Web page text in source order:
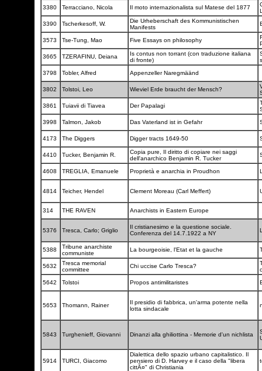
3380 Terracciano, Nicola Il moto internazionalista sul Matese del 1877
3390
Tscherkesoff, W.
Die Urheberschaft des Kommunistischen
Manifests
3573 Tse-Tung, Mao Five Essays on philosophy
3665
TZERAFINU, Deiana
Is contus non torrant (con traduzione italiana
di fronte)
3798
Tobler, Alfred Appenzeller Naregmäänd
3802 Tolstoi, Leo Wieviel Erde braucht der Mensch?
3861
Tuiavii di Tiavea Der Papalagi
3998
Talmon, Jakob Das Vaterland ist in Gefahr
4173 The Diggers Digger tracts 1649-50
4410 Tucker, Benjamin R.
Copia pure, Il diritto di copiare nei saggi
dell'anarchico Benjamin R. Tucker
4608 TREGLIA, Emanuele Proprietà e anarchia in Proudhon
4814 Teicher, Hendel Clement Moreau (Carl Meffert)
314 THE RAVEN Anarchists in Eastern Europe
5376 Tresca, Carlo; Griglio
Il cristianesimo e la questione sociale.
Conferenza del 14.7.1922 a NY
5388
Tribune anarchiste
communiste
La bourgeoisie, l'Etat et la gauche
5632
Tresca memorial
committee
Chi uccise Carlo Tresca?
5642
Tolstoi Propos antimilitaristes
5653 Thomann, Rainer
Il presidio di fabbrica, un'arma potente nella
lotta sindacale
5843 Turghenieff, Giovanni Dinanzi alla ghiliottina - Memorie d'un nichlista
5914 TURCI, Giacomo
Dialettica dello spazio urbano capitalistico. Il
pensiero di D. Harvey e il caso della "libera
cittÃ¤" di Christiania